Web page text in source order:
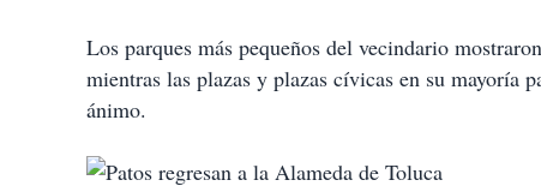
Los parques más pequeños del vecindario
mientras las plazas y plazas cívicas en su mayoría
ánimo.